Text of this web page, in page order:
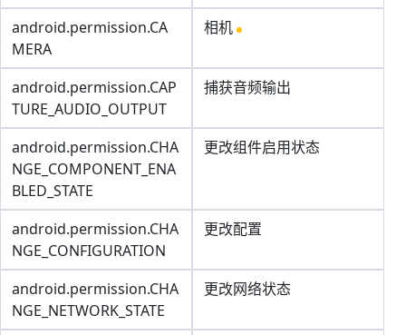
android.permission.CA
MERA
相机
android.permission.CAP
TURE_AUDIO_OUTPUT
捕获音频输出
android.permission.CHA
NGE_COMPONENT_ENA
BLED_STATE
更改组件启用状态
android.permission.CHA
NGE_CONFIGURATION
更改配置
android.permission.CHA
NGE_NETWORK_STATE
更改网络状态